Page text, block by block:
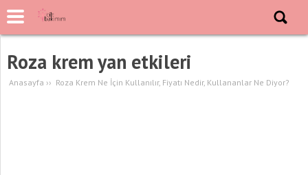
Roza krem yan etkileri
Anasayfa ›› Roza Krem Ne İçin Kullanılır, Fiyatı Nedir, Kullananlar Ne Diyor?